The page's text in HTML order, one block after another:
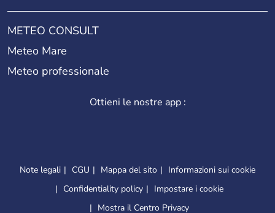
METEO CONSULT
Meteo Mare
Meteo professionale
Ottieni le nostre app :
Note legali CGU Mappa del sito
Informazioni sui cookie
Confidentiality policy
Impostare i cookie
Mostra il Centro Privacy